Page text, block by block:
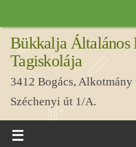
a
tartalomra
Bükkalja Általános
Tagiskolája
3412 Bogács, Alkotmány
Széchenyi út 1/A.